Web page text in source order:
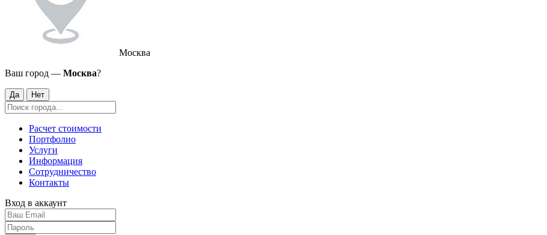
Москва
Ваш город — Москва?
Да Нет
Расчет стоимости
Портфолио
Услуги
Информация
Сотрудничество
Контакты
Вход в аккаунт